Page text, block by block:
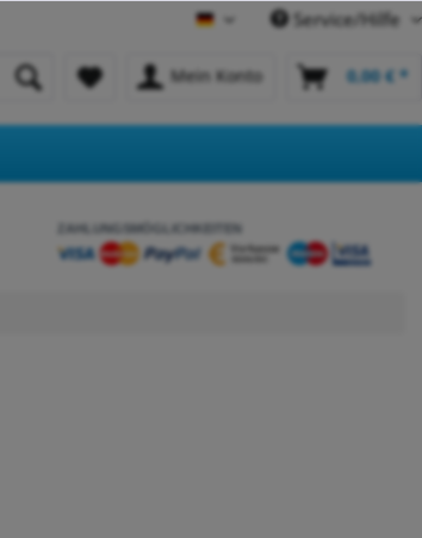
Deutsch Service/Hilfe
Mein Konto 0,00 € *
ZAHLUNGSMÖGLICHKEITEN